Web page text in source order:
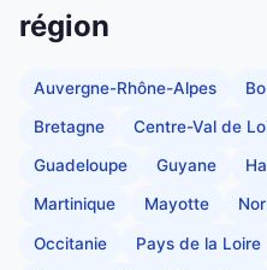
région
Auvergne-Rhône-Alpes
Bretagne Centre-Val de
Guadeloupe Guyane
Martinique Mayotte
Occitanie Pays de la Loire